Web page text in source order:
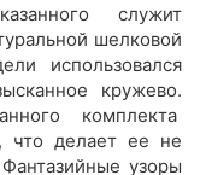
служит
шелковой
использовался
кружево.
комплекта
что делает ее не
узоры